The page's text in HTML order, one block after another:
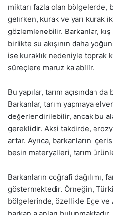
miktarı fazla olan bölgelerde,
gelirken, kurak ve yarı kurak
gözlemlenebilir. Barkanlar,
birlikte su akışının daha
ise kuraklık nedeniyle toprak
süreçlere maruz kalabilir.
Bu yapılar, tarım açısından
Barkanlar, tarım yapmaya
değerlendirilebilir, ancak bu
gereklidir. Aksi takdirde,
artar. Ayrıca, barkanların
besin materyalleri, tarım
Barkanların coğrafi dağılımı,
göstermektedir. Örneğin,
bölgelerinde, özellikle Ege ve